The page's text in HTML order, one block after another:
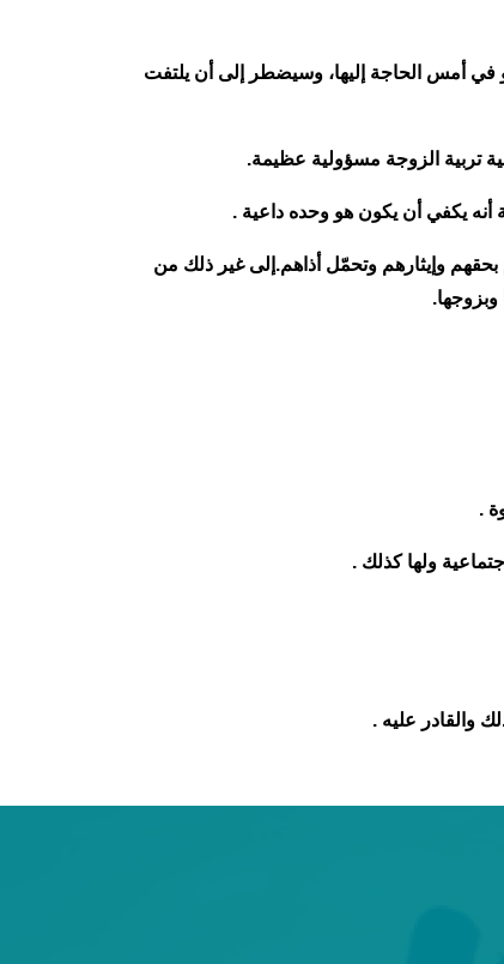
في أمس الحاجة إليها، وسيضطر إلى أن يلتفت
تربية الزوجة مسؤولية عظيمة.
أنه يكفي أن يكون هو وحده داعية .
بحقهم وإيثارهم وتحمّل أذاهم.إلى غير ذلك من
وبزوجها.
والقادر عليه .